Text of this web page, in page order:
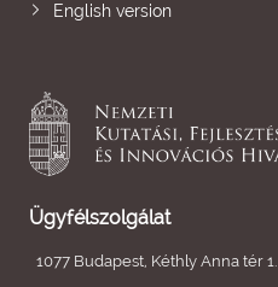
English version
Ügyfélszolgálat
1077 Budapest, Kéthly Anna tér 1.